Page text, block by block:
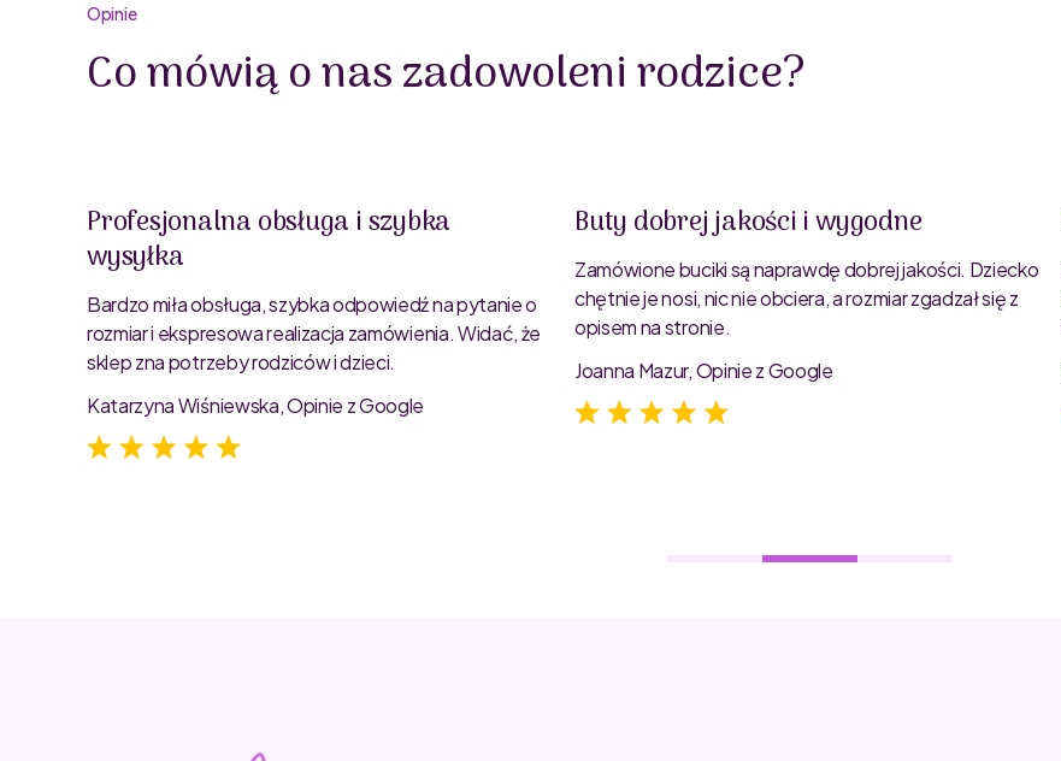
Opinie
Co mówią o nas zadowoleni rodzice?
Profesjonalna obsługa i szybka
wysyłka
Bardzo miła obsługa, szybka odpowiedź na pytanie o
rozmiar i ekspresowa realizacja zamówienia. Widać, że
sklep zna potrzeby rodziców i dzieci.
Katarzyna Wiśniewska, Opinie z Google
Buty dobrej jakości i wygodne
Zamówione buciki są naprawdę dobrej jakości. Dziecko
chętnie je nosi, nic nie obciera, a rozmiar zgadzał się z
opisem na stronie.
Joanna Mazur, Opinie z Google